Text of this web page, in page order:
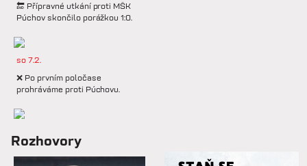
🔚 Přípravné utkání proti MŠK
Púchov skončilo porážkou 1:0.
so 7.2.
❌ Po prvním poločase
prohráváme proti Púchovu.
📋 Proti Púchovu nastoupíme v
této základní sestavě.
Rozhovory